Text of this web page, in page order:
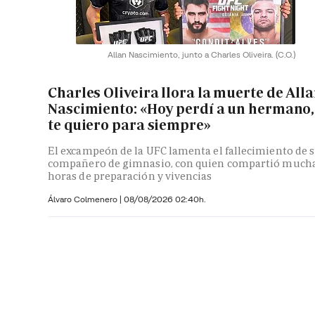
Allan Nascimiento, junto a Charles Oliveira. (C.O.)
Charles Oliveira llora la muerte de
Nascimiento: «Hoy perdí a un hermano,
te quiero para siempre»
El excampeón de la UFC lamenta el fallecimiento de
compañero de gimnasio, con quien compartió
horas de preparación y vivencias
Álvaro Colmenero | 08/08/2026 02:40h.